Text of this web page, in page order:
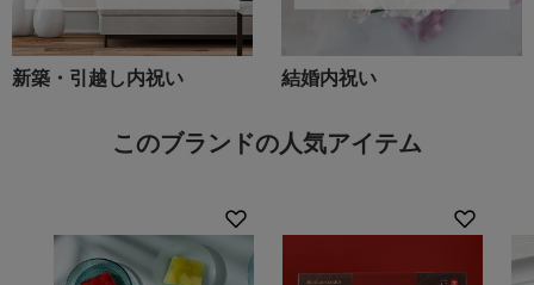
新築・引越し内祝い 結婚内祝い
このブランドの人気アイテム